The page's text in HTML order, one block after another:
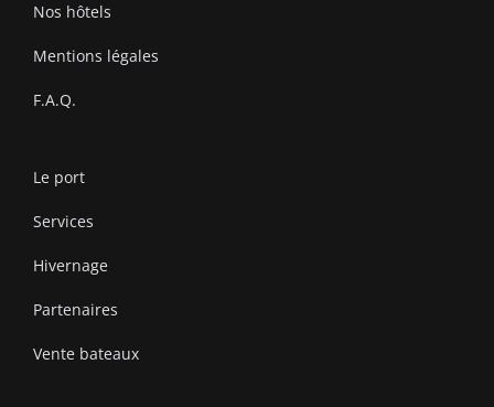
Nos hôtels
Mentions légales
F.A.Q.
Le port
Services
Hivernage
Partenaires
Vente bateaux